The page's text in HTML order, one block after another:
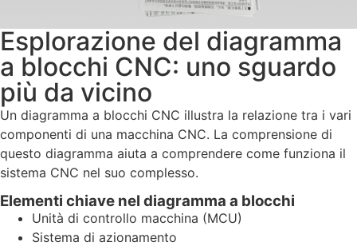
Esplorazione del diagramma
a blocchi CNC: uno sguardo
più da vicino
Un diagramma a blocchi CNC illustra la relazione tra i vari
componenti di una macchina CNC. La comprensione di
questo diagramma aiuta a comprendere come funziona il
sistema CNC nel suo complesso.
Elementi chiave nel diagramma a blocchi
Unità di controllo macchina (MCU)
Sistema di azionamento